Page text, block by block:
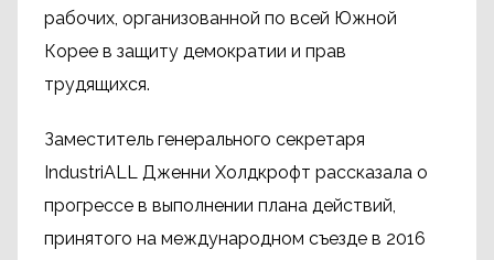
рабочих, организованной по всей Южной
Корее в защиту демократии и прав
трудящихся.
Заместитель генерального секретаря
IndustriALL Дженни Холдкрофт рассказала о
прогрессе в выполнении плана действий,
принятого на международном съезде в 2016